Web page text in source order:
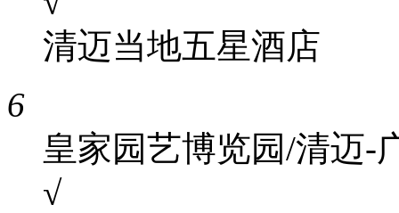
清迈当地五星酒店
6
皇家园艺博览园/清迈-
√